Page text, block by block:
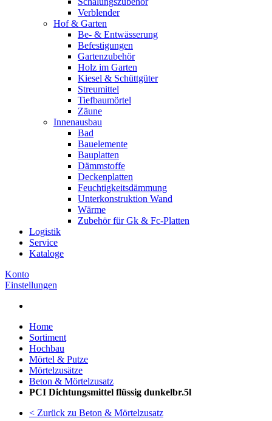
Verblender
Hof & Garten
Be- & Entwässerung
Befestigungen
Gartenzubehör
Holz im Garten
Kiesel & Schüttgüter
Streumittel
Tiefbaumörtel
Zäune
Innenausbau
Bad
Bauelemente
Bauplatten
Dämmstoffe
Deckenplatten
Feuchtigkeitsdämmung
Unterkonstruktion Wand
Wärme
Zubehör für Gk & Fc-Platten
Logistik
Service
Kataloge
Konto
Einstellungen
Home
Sortiment
Hochbau
Mörtel & Putze
Mörtelzusätze
Beton & Mörtelzusatz
PCI Dichtungsmittel flüssig dunkelbr.5l
< Zurück zu Beton & Mörtelzusatz